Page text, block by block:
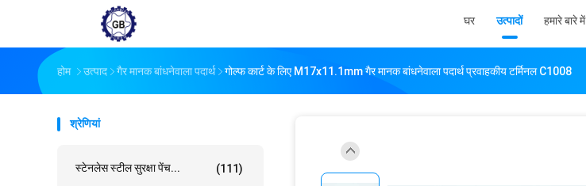
घर उत्पादों हमारे बारे में
होम उत्पाद गैर मानक बांधनेवाला पदार्थ गोल्फ कार्ट के लिए M17x11.1mm गैर मानक बांधनेवाला पदार्थ प्रवाहकीय टर्मिनल C1008
श्रेणियां
स्टेनलेस स्टील सुरक्षा पेंच... (111)